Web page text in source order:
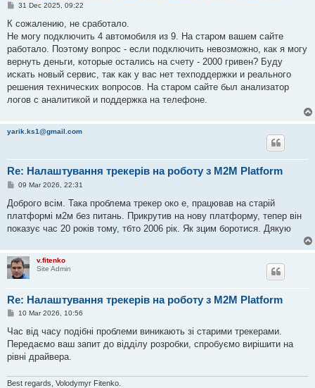
P
s
31 Dec 2025, 09:22
К сожалению, не сработало.
Не могу подключить 4 автомобиля из 9. На старом вашем сайте
работало. Поэтому вопрос - если подключить невозможно, как я могу
вернуть деньги, которые остались на счету - 2000 гривен? Буду
искать новый сервис, так как у вас нет техподдержки и реального
решения технических вопросов. На старом сайте был анализатор
логов с аналитикой и поддержка на телефоне.
yarik.ks1@gmail.com
Re: Налаштування трекерів на роботу з M2M Platform
P
s
09 Mar 2026, 22:31
Доброго всім. Така проблема трекер око е, працював на старій
платформі м2м без питань. Прикрутив на нову платформу, тепер він
показує час 20 років тому, тбто 2006 рік. Як зцим боротися. Дякую
v.fitenko
Site Admin
Re: Налаштування трекерів на роботу з M2M Platform
P
s
10 Mar 2026, 10:56
Час від часу подібні проблеми виникають зі старими трекерами.
Передаємо ваш запит до відділу розробки, спробуємо вирішити на
рівні драйвера.
Best regards, Volodymyr Fitenko.